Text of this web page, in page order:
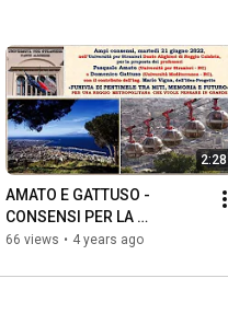
2:28
AMATO E GATTUSO -
CONSENSI PER LA
SUGGESTIVA PROPOSTA
PENTIMELE A REGGIO
66 views • 4 years ago